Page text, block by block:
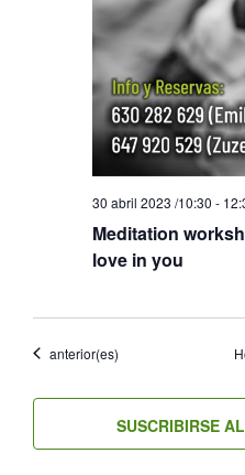
Meditation
love in you
30 abril 2023 /10:30 -
Eventos
anterior(es)
SUSCRIBIRSE